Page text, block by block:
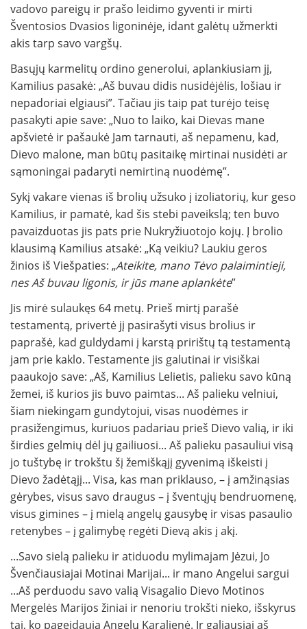
vadovo pareigų ir prašo leidimo gyventi ir mirti
Šventosios Dvasios ligoninėje, idant galėtų užmerkti
akis tarp savo vargšų.
Basųjų karmelitų ordino generolui, aplankiusiam jį,
Kamilius pasakė: „Aš buvau didis nusidėjėlis, lošiau ir
nepadoriai elgiausi”. Tačiau jis taip pat turėjo teisę
pasakyti apie save: „Nuo to laiko, kai Dievas mane
apšvietė ir pašaukė Jam tarnauti, aš nepamenu, kad,
Dievo malone, man būtų pasitaikę mirtinai nusidėti ar
sąmoningai padaryti nemirtiną nuodėmę”.
Sykį vakare vienas iš brolių užsuko į izoliatorių, kur geso
Kamilius, ir pamatė, kad šis stebi paveikslą; ten buvo
pavaizduotas jis pats prie Nukryžiuotojo kojų. Į brolio
klausimą Kamilius atsakė: „Ką veikiu? Laukiu geros
žinios iš Viešpaties: „Ateikite, mano Tėvo palaimintieji,
nes Aš buvau ligonis, ir jūs mane aplankėte”
Jis mirė sulaukęs 64 metų. Prieš mirtį parašė
testamentą, privertė jį pasirašyti visus brolius ir
paprašė, kad guldydami į karstą pririštų tą testamentą
jam prie kaklo. Testamente jis galutinai ir visiškai
paaukojo save: „Aš, Kamilius Lelietis, palieku savo kūną
žemei, iš kurios jis buvo paimtas... Aš palieku velniui,
šiam niekingam gundytojui, visas nuodėmes ir
prasižengimus, kuriuos padariau prieš Dievo valią, ir iki
širdies gelmių dėl jų gailiuosi... Aš palieku pasauliui visą
jo tuštybę ir trokštu šį žemiškąjį gyvenimą iškeisti į
Dievo žadėtąjį... Visa, kas man priklauso, – į amžinąsias
gėrybes, visus savo draugus – į šventųjų bendruomenę,
visus gimines – į mielą angelų gausybę ir visas pasaulio
retenybes – į galimybę regėti Dievą akis į akį.
...Savo sielą palieku ir atiduodu mylimajam Jėzui, Jo
Švenčiausiajai Motinai Marijai... ir mano Angelui sargui
...Aš perduodu savo valią Visagalio Dievo Motinos
Mergelės Marijos žiniai ir nenoriu trokšti nieko, išskyrus
tai, ko pageidauja Angelų Karalienė. Ir galiausiai aš